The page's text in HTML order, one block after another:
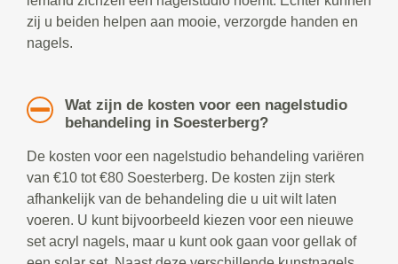
zij u beiden helpen aan mooie, verzorgde handen en
nagels.
Wat zijn de kosten voor een nagelstudio
behandeling in Soesterberg?
De kosten voor een nagelstudio behandeling variëren
van €10 tot €80 Soesterberg. De kosten zijn sterk
afhankelijk van de behandeling die u uit wilt laten
voeren. U kunt bijvoorbeeld kiezen voor een nieuwe
set acryl nagels, maar u kunt ook gaan voor gellak of